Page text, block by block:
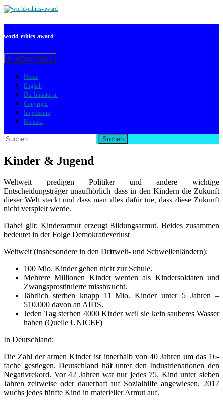
world-ethics-award
Suchen
Primäres Menü Springe
zum
Home
English
Die Initiatoren
Copyright
Impressum
Kontakt
Suchen
nach:
Kinder & Jugend
Weltweit predigen Politiker und andere wichtige
Entscheidungsträger unaufhörlich, dass in den Kindern die Zukunft
dieser Welt steckt und dass man alles dafür tue, dass diese Zukunft
nicht verspielt werde.
Dabei gilt: Kinderarmut erzeugt Bildungsarmut. Beides zusammen
bedeutet in der Folge Demokratieverlust
Weltweit (insbesondere in den Drittwelt- und Schwellenländern):
100 Mio. Kinder gehen nicht zur Schule.
Mehrere Millionen Kinder werden als Kindersoldaten und
Zwangsprostituierte missbraucht.
Jährlich sterben knapp 11 Mio. Kinder unter 5 Jahren –
510.000 davon an AIDS.
Jeden Tag sterben 4000 Kinder weil sie kein sauberes Wasser
haben (Quelle UNICEF)
In Deutschland:
Die Zahl der armen Kinder ist innerhalb von 40 Jahren um das 16-
fache gestiegen. Deutschland hält unter den Industrienationen den
Negativrekord. Vor 42 Jahren war nur jedes 75. Kind unter sieben
Jahren zeitweise oder dauerhaft auf Sozialhilfe angewiesen, 2017
wuchs jedes fünfte Kind in materieller Armut auf.